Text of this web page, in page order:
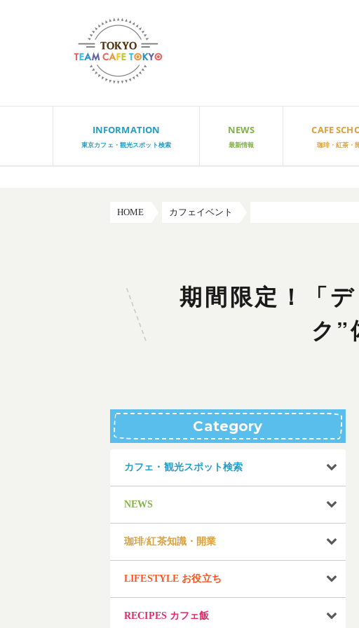
INFORMATION
東京カフェ・観光スポット検索
NEWS
最新情報
CAFE
珈琲・紅茶・
HOME カフェイベント
期間限定！「
ク”
Category
カフェ・観光スポット検索
NEWS
珈琲/紅茶知識・開業
LIFESTYLE お役立ち
RECIPES カフェ飯